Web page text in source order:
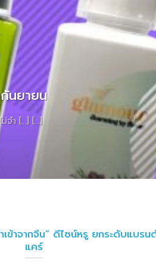
นยายน
จำ [...] [...]
ข้าจากจีน” ดีไซน์หรู ยกระดับแบรน
แคร์